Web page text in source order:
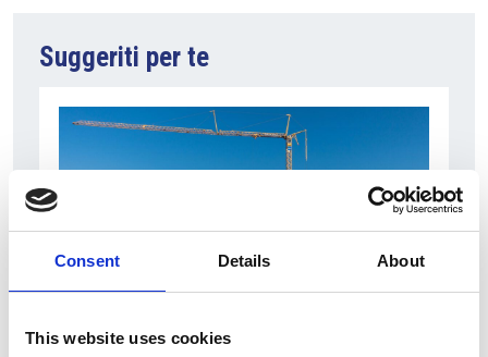
Consent Details About
This website uses cookies
Suggeriti per te
7 Agosto 2026